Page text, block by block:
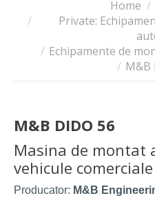
Home
Private:
Echipamente de
M&B
M&B DIDO 56
Masina de montat
vehicule comerciale
Producator: M&B